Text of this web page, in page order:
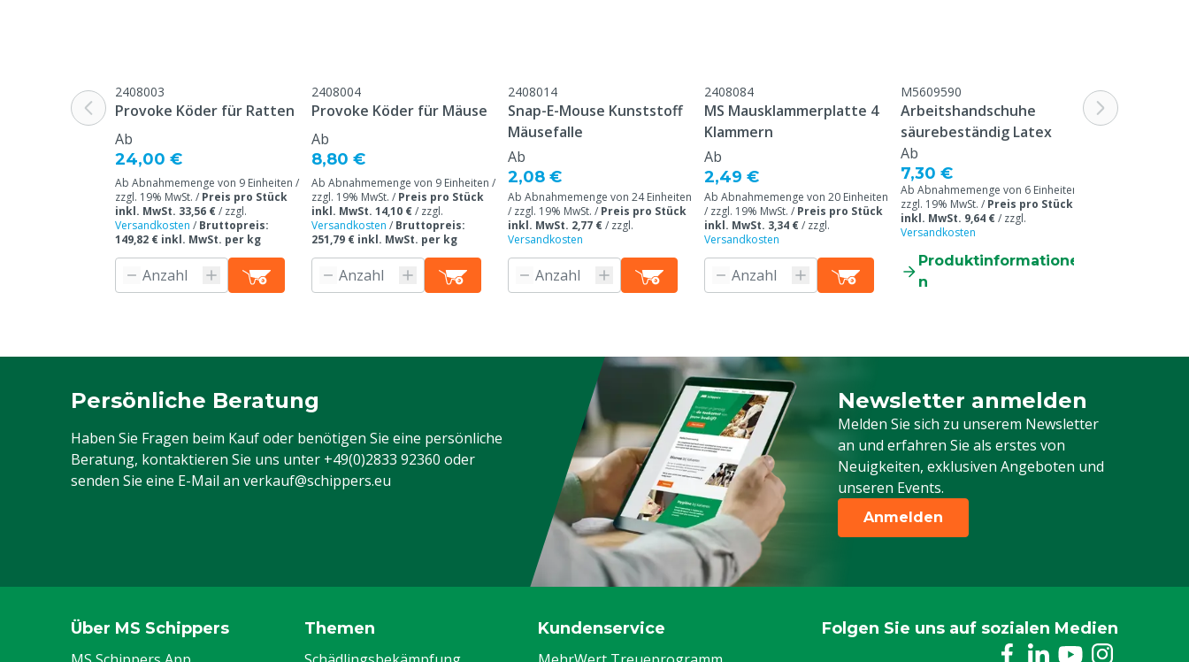
2408003
Provoke Köder für Ratten
Ab
24,00 €
Ab Abnahmemenge von 9 Einheiten /
zzgl. 19% MwSt. / Preis pro Stück
inkl. MwSt. 33,56 €/ zzgl.
Versandkosten / Bruttopreis:
149,82 € inkl. MwSt. per kg
2408004
Provoke Köder für Mäuse
Ab
8,80 €
Ab Abnahmemenge von 9 Einheiten /
zzgl. 19% MwSt. / Preis pro Stück
inkl. MwSt. 14,10 €/ zzgl.
Versandkosten / Bruttopreis:
251,79 € inkl. MwSt. per kg
2408014
Snap-E-Mouse Kunststoff
Mäusefalle
Ab
2,08 €
Ab Abnahmemenge von 24 Einheiten
/ zzgl. 19% MwSt. / Preis pro Stück
inkl. MwSt. 2,77 €/ zzgl.
Versandkosten
2408084
MS Mausklammerplatte 4
Klammern
Ab
2,49 €
Ab Abnahmemenge von 20 Einheiten
/ zzgl. 19% MwSt. / Preis pro Stück
inkl. MwSt. 3,34 €/ zzgl.
Versandkosten
M5609590
Arbeitshandschuhe
säurebeständig Latex
Ab
7,30 €
Ab Abnahmemenge von 6 Einheiten /
zzgl. 19% MwSt. / Preis pro Stück
inkl. MwSt. 9,64 €/ zzgl.
Versandkosten
Produktinformatione
n
Persönliche Beratung
Haben Sie Fragen beim Kauf oder benötigen Sie eine persönliche
Beratung, kontaktieren Sie uns unter +49(0)2833 92360 oder
senden Sie eine E-Mail an verkauf@schippers.eu
Newsletter anmelden
Melden Sie sich zu unserem Newsletter
an und erfahren Sie als erstes von
Neuigkeiten, exklusiven Angeboten und
unseren Events.
Melden Sie sich für unseren Newsletter
Anmelden
Über MS Schippers
Themen
Kundenservice
Folgen Sie uns auf sozialen Medien